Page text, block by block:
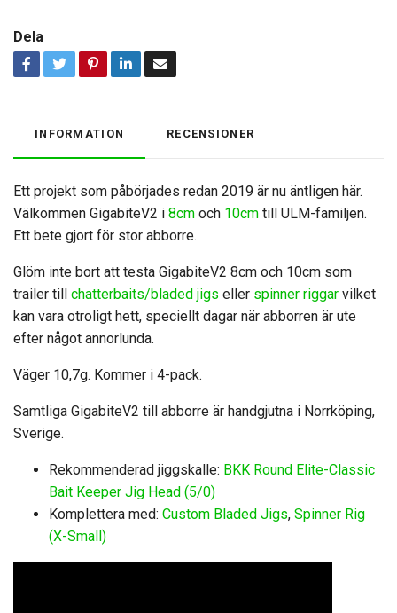
Dela
INFORMATION RECENSIONER
Ett projekt som påbörjades redan 2019 är nu äntligen här.
Välkommen GigabiteV2 i 8cm och 10cm till ULM-familjen.
Ett bete gjort för stor abborre.
Glöm inte bort att testa GigabiteV2 8cm och 10cm som
trailer till chatterbaits/bladed jigs eller spinner riggar vilket
kan vara otroligt hett, speciellt dagar när abborren är ute
efter något annorlunda.
Väger 10,7g. Kommer i 4-pack.
Samtliga GigabiteV2 till abborre är handgjutna i Norrköping,
Sverige.
Rekommenderad jiggskalle: BKK Round Elite-Classic
Bait Keeper Jig Head (5/0)
Komplettera med: Custom Bladed Jigs, Spinner Rig
(X-Small)